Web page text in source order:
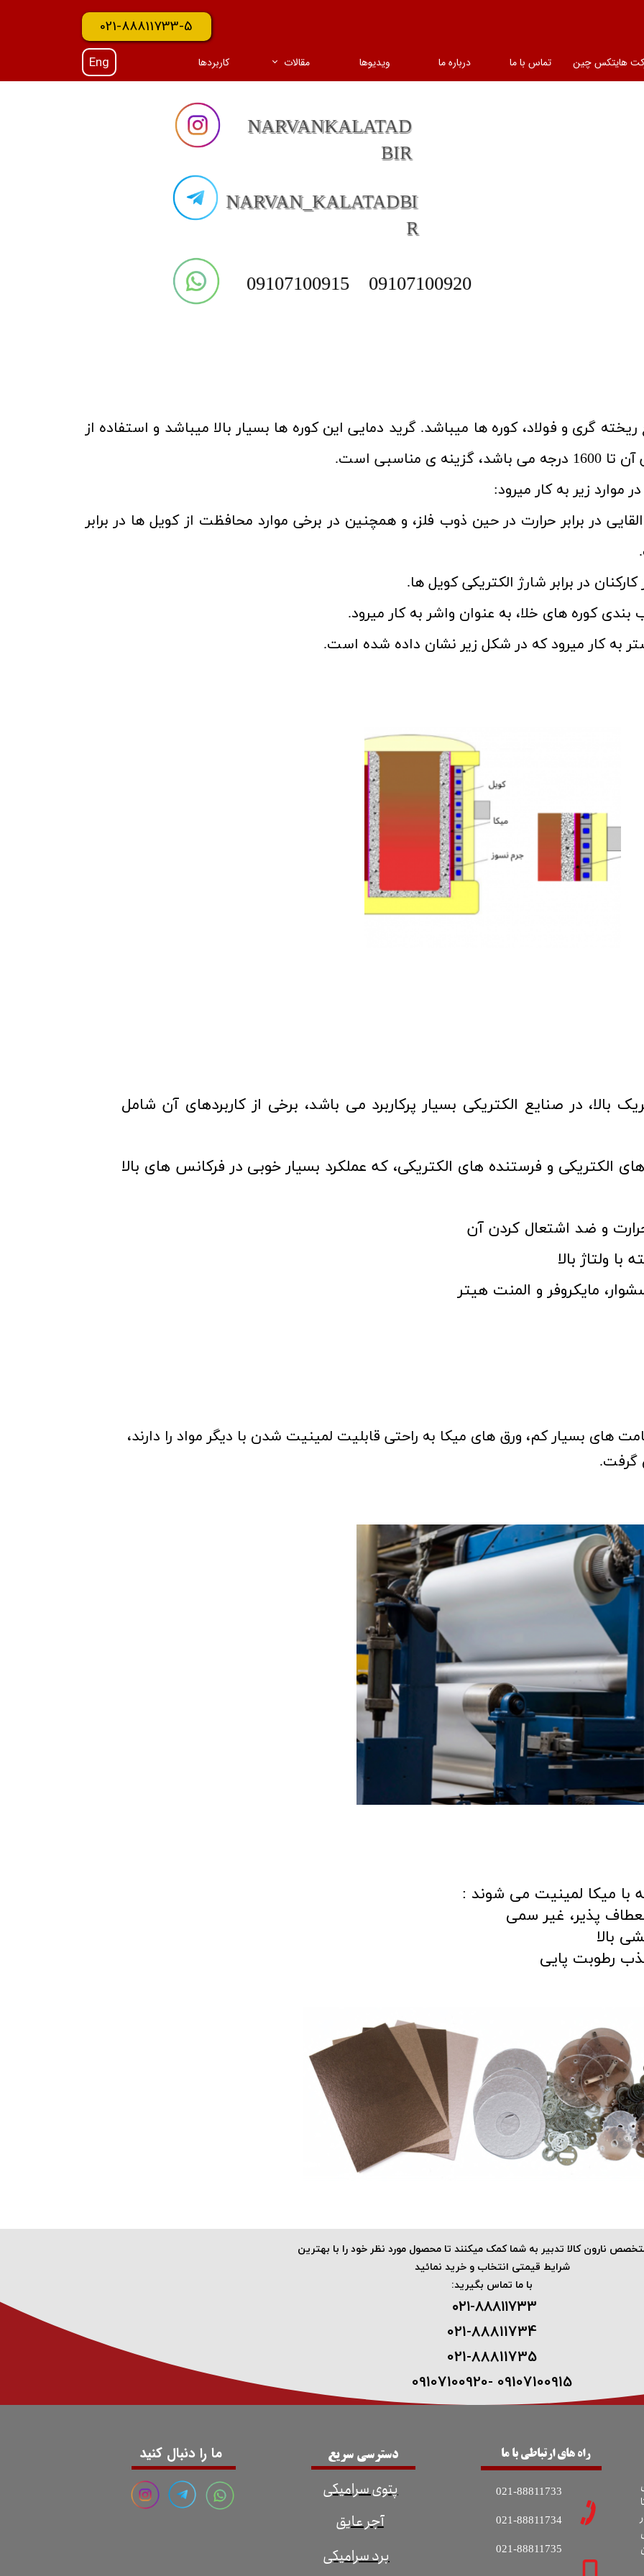
هایتکس چین تماس با ما درباره ما ویدیوها مقالات کاربردها Eng
021-88811733-5
NARVANKALATAD
BIR
NARVAN_KALATADBI
R
09107100915 09107100920
گری و فولاد، کوره ها میباشد. گرید دمایی این کوره ها بسیار بالا میباشد و استفاده از
است.
زیر به کار میرود:
در برابر حرارت در حین ذوب فلز، و همچنین در برخی موارد محافظت از کویل ها در برابر
در برابر شارژ الکتریکی کویل ها.
کوره های خلا، به عنوان واشر به کار میرود.
به کار میرود که در شکل زیر نشان داده شده است.​​​​​​​
بالا، در صنایع الکتریکی بسیار پرکاربرد می باشد، برخی از کاربردهای آن شامل
الکتریکی و فرستنده های الکتریکی، که عملکرد بسیار خوبی در فرکانس های بالا
و ضد اشتعال کردن آن
ولتاژ بالا
مایکروفر و المنت هیتر​​​​​​​
بسیار کم، ورق های میکا به راحتی قابلیت لمینیت شدن با دیگر مواد را دارند،
گرفت.
با میکا لمینیت می شوند :
پذیر، غیر سمی
بالا
رطوبت پایی
نارون کالا تدبیر به شما کمک میکنند تا محصول مورد نظر خود را با بهترین
شرایط قیمتی انتخاب و خرید نمائید
با ما تماس بگیرید:
۰۲۱-۸۸۸۱۱۷۳3 ​
021-88811734
021-88811735
09107100915 -09107100920
راه های ارتباطی با ما
021-88811733
021-88811734
021-88811735
دسترسی سریع
پتوی سرامیکی
آجر عایق
برد سرامیکی
ما را دنبال کنید